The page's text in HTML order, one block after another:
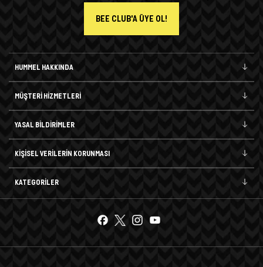
HUMMEL HAKKINDA
MÜŞTERİ HİZMETLERİ
YASAL BİLDİRİMLER
KİŞİSEL VERİLERİN KORUNMASI
KATEGORİLER
BEE CLUB'A ÜYE OL!